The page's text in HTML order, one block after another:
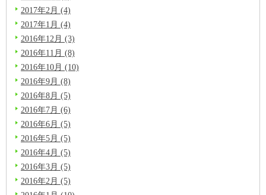
2017年2月 (4)
2017年1月 (4)
2016年12月 (3)
2016年11月 (8)
2016年10月 (10)
2016年9月 (8)
2016年8月 (5)
2016年7月 (6)
2016年6月 (5)
2016年5月 (5)
2016年4月 (5)
2016年3月 (5)
2016年2月 (5)